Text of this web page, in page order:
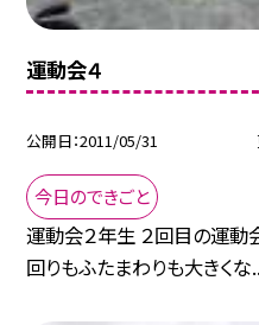
運動会４
公開日 2011/05/31
今日のできごと
運動会２年生 ２回目の運動
回りもふたまわりも大きくな